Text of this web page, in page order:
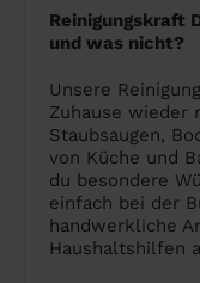
Reinigungskraft
und was nicht?
Unsere
Zuhause wieder
Staubsaugen,
von Küche und
du besondere
einfach bei der
handwerkliche
Haushaltshilfen